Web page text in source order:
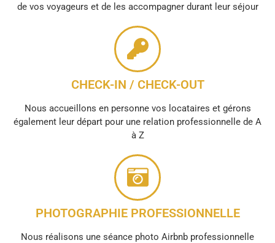
de vos voyageurs et de les accompagner durant leur séjour
CHECK-IN / CHECK-OUT
Nous accueillons en personne vos locataires et gérons
également leur départ pour une relation professionnelle de A
à Z
PHOTOGRAPHIE PROFESSIONNELLE
Nous réalisons une séance photo Airbnb professionnelle